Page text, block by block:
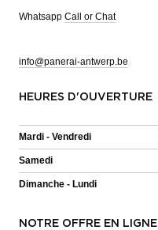
Whatsapp Call or Chat
info@panerai-antwerp.be
HEURES D'OUVERTURE
Mardi - Vendredi
Samedi
Dimanche - Lundi
NOTRE OFFRE EN LIGNE